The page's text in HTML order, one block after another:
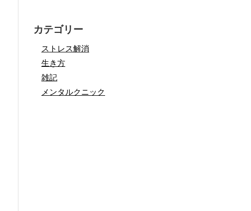
カテゴリー
ストレス解消
生き方
雑記
メンタルクニック